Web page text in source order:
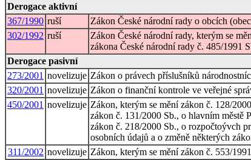
Derogace aktivní
367/1990 ruší
Zákon České národní rady o obcích
302/1992 ruší
Zákon České národní rady, kterým se
zákona České národní rady č. 485/1991
Derogace pasivní
273/2001 novelizuje Zákon o právech příslušníků
320/2001 novelizuje Zákon o finanční kontrole ve veřejné
450/2001 novelizuje Zákon, kterým se mění zákon č. 128/
zákon č. 131/2000 Sb., o hlavním městě
zákon č. 218/2000 Sb., o rozpočtoývch
osobních údajů a o změně některých
311/2002 novelizuje Zákon, kterým se mění zákon č. 553/